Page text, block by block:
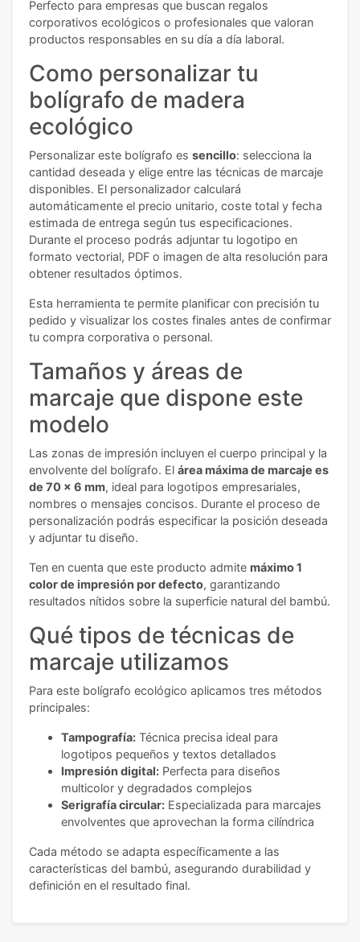
Perfecto para empresas que buscan regalos
corporativos ecológicos o profesionales que valoran
productos responsables en su día a día laboral.
Como personalizar tu
bolígrafo de madera
ecológico
Personalizar este bolígrafo es sencillo: selecciona la
cantidad deseada y elige entre las técnicas de marcaje
disponibles. El personalizador calculará
automáticamente el precio unitario, coste total y fecha
estimada de entrega según tus especificaciones.
Durante el proceso podrás adjuntar tu logotipo en
formato vectorial, PDF o imagen de alta resolución para
obtener resultados óptimos.
Esta herramienta te permite planificar con precisión tu
pedido y visualizar los costes finales antes de confirmar
tu compra corporativa o personal.
Tamaños y áreas de
marcaje que dispone este
modelo
Las zonas de impresión incluyen el cuerpo principal y la
envolvente del bolígrafo. El área máxima de marcaje es
de 70 x 6 mm, ideal para logotipos empresariales,
nombres o mensajes concisos. Durante el proceso de
personalización podrás especificar la posición deseada
y adjuntar tu diseño.
Ten en cuenta que este producto admite máximo 1
color de impresión por defecto, garantizando
resultados nítidos sobre la superficie natural del bambú.
Qué tipos de técnicas de
marcaje utilizamos
Para este bolígrafo ecológico aplicamos tres métodos
principales:
Tampografía: Técnica precisa ideal para
logotipos pequeños y textos detallados
Impresión digital: Perfecta para diseños
multicolor y degradados complejos
Serigrafía circular: Especializada para marcajes
envolventes que aprovechan la forma cilíndrica
Cada método se adapta específicamente a las
características del bambú, asegurando durabilidad y
definición en el resultado final.